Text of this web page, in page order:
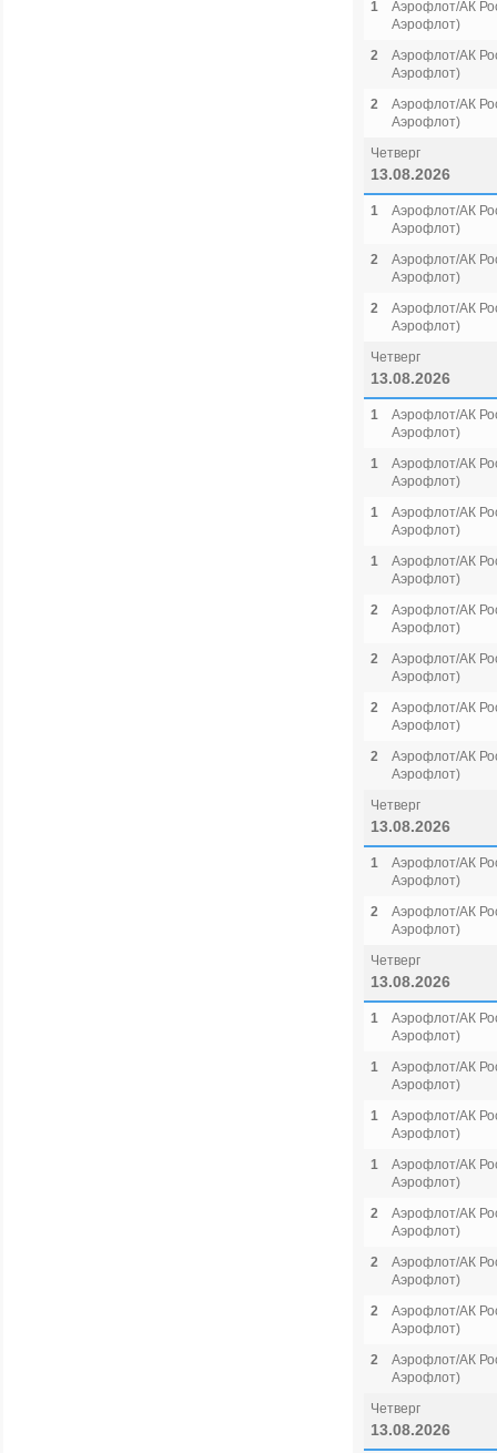
1
Аэрофлот/АК
Аэрофлот)
2
Аэрофлот/АК
Аэрофлот)
2
Аэрофлот/АК
Аэрофлот)
Четверг
13.08.2026
1
Аэрофлот/АК
Аэрофлот)
2
Аэрофлот/АК
Аэрофлот)
2
Аэрофлот/АК
Аэрофлот)
Четверг
13.08.2026
1
Аэрофлот/АК
Аэрофлот)
1
Аэрофлот/АК
Аэрофлот)
1
Аэрофлот/АК
Аэрофлот)
1
Аэрофлот/АК
Аэрофлот)
2
Аэрофлот/АК
Аэрофлот)
2
Аэрофлот/АК
Аэрофлот)
2
Аэрофлот/АК
Аэрофлот)
2
Аэрофлот/АК
Аэрофлот)
Четверг
13.08.2026
1
Аэрофлот/АК
Аэрофлот)
2
Аэрофлот/АК
Аэрофлот)
Четверг
13.08.2026
1
Аэрофлот/АК
Аэрофлот)
1
Аэрофлот/АК
Аэрофлот)
1
Аэрофлот/АК
Аэрофлот)
1
Аэрофлот/АК
Аэрофлот)
2
Аэрофлот/АК
Аэрофлот)
2
Аэрофлот/АК
Аэрофлот)
2
Аэрофлот/АК
Аэрофлот)
2
Аэрофлот/АК
Аэрофлот)
Четверг
13.08.2026